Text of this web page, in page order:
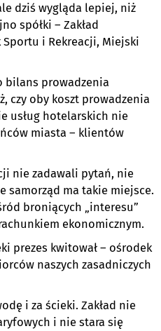
dziś wygląda lepiej, niż
spółki – Zakład
i Rekreacji, Miejski
bilans prowadzenia
czy oby koszt prowadzenia
usług hotelarskich nie
miasta – klientów
nie zadawali pytań, nie
samorząd ma takie miejsce.
broniących „interesu”
ekonomicznym.
prezes kwitował – ośrodek
naszych zasadniczych
i za ścieki. Zakład nie
i nie stara się